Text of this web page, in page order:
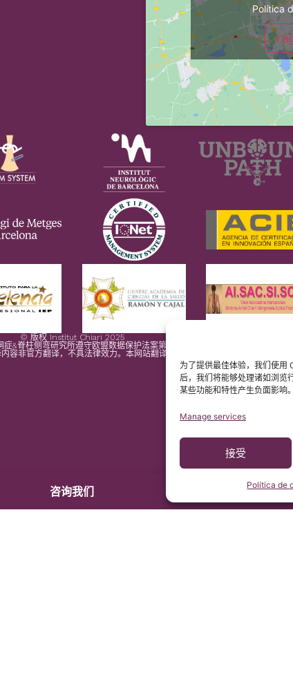
为了提供最佳体验，我们使用
后，我们将能够处理诸如浏览
某些功能和特性产生负面影响。
Manage services
接受
Política de
Política
I
© 版权 Institut Chiari 2025
&脊柱侧弯研究所遵守欧盟数据保护法案第2016/679条（GDPR）
容非官方翻译，不具法律效力。本网站翻译旨在帮助读者理解原文网站内容。
咨询我们